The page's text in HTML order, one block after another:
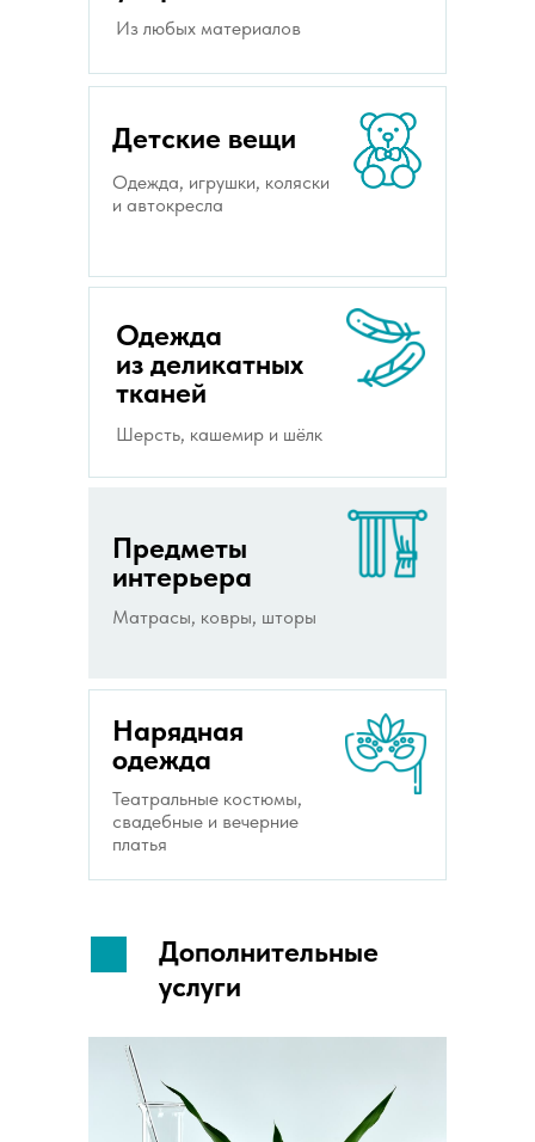
Одежда
из деликатных
тканей
Шерсть, кашемир и шёлк
Детские вещи
Одежда, игрушки, коляски
и автокресла
Нарядная
одежда
Театральные костюмы,
свадебные и вечерние
платья
Предметы
интерьера
Матрасы, ковры, шторы
Из любых материалов
Дополнительные
услуги